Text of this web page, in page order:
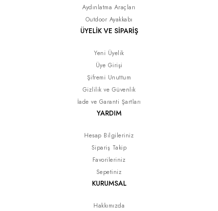
Aydınlatma Araçları
Outdoor Ayakkabı
ÜYELİK VE SİPARİŞ
Yeni Üyelik
Üye Girişi
Şifremi Unuttum
Gizlilik ve Güvenlik
İade ve Garanti Şartları
YARDIM
Hesap Bilgileriniz
Sipariş Takip
Favorileriniz
Sepetiniz
KURUMSAL
Hakkımızda